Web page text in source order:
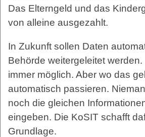
Das Elterngeld und das
von alleine ausgezahlt.
In Zukunft sollen Daten
Behörde weitergeleitet
immer möglich. Aber wo das
automatisch passieren.
noch die gleichen
eingeben. Die KoSIT schafft
Grundlage.